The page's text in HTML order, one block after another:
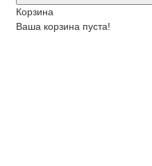
Корзина
Ваша корзина пуста!